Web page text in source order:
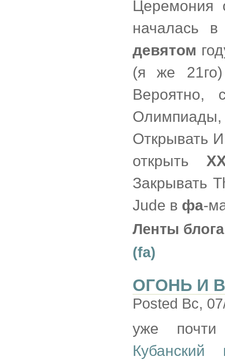
Церемония
началась
девятом
(я же
Открывать
открыть
Закрывать
Jude в фа-
Ленты
(fa)
ОГОНЬ И
Posted Вс,
уже
Кубанский